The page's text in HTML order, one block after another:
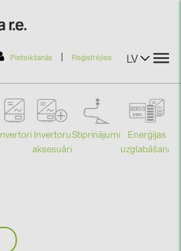
Pieteikšanās Reģistrējies LV
Invertori Invertoru
aksesuāri
Stiprinājumi
Enerģijas
uzglabāšana